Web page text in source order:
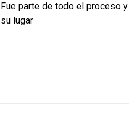
Fue parte de todo el proceso
su lugar